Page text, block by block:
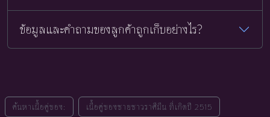
ข้อมูลและคำถามของลูกค้าถูกเก็บอย่างไร?
ค้นหาเนื้อคู่ของ: เนื้อคู่ของชายชาวราศีมีน ที่เกิดปี 2515